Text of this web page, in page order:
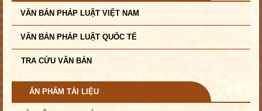
VĂN BẢN PHÁP LUẬT VIỆT NAM
VĂN BẢN PHÁP LUẬT QUỐC TẾ
TRA CỨU VĂN BẢN
ẤN PHẨM TÀI LIỆU